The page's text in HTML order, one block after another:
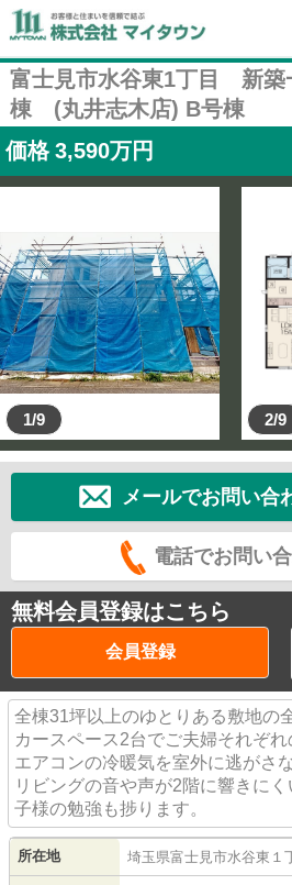
富士見市水谷東1丁目 新
棟 (丸井志木店) B号棟
価格 3,590万円
1/9 2/9
メールでお問い合
電話でお問い
無料会員登録はこちら
会員登録
全棟31坪以上のゆとりある敷地の
カースペース2台でご夫婦それぞれ
エアコンの冷暖気を室外に逃がさ
リビングの音や声が2階に響きに
子様の勉強も捗ります。
所在地 埼玉県富士見市水谷東 １